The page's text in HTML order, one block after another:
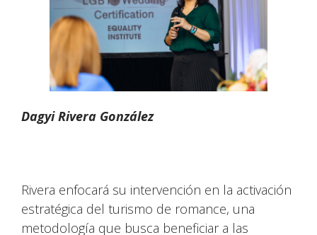
Dagyi Rivera González
Rivera enfocará su intervención en la activación
estratégica del turismo de romance, una
metodología que busca beneficiar a las